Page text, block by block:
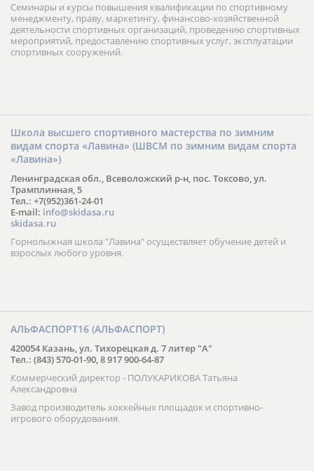
Семинары и курсы повышения квалификации по спортивному
менеджменту, праву, маркетингу, финансово-хозяйственной
деятельности спортивных организаций, проведению спортивных
мероприятий, предоставлению спортивных услуг, эксплуатации
спортивных сооружений.
Школа высшего спортивного мастерства по зимним
видам спорта «Лавина» (ШВСМ по зимним видам спорта
«Лавина»)
Ленинградская обл., Всеволожский р-н, пос. Токсово, ул.
Трамплинная, 5
Тел.: +7(952)361-24-01
E-mail: info@skidasa.ru
skidasa.ru
Горнолыжная школа "Лавина" осуществляет обучение детей и
взрослых любого уровня.
АЛЬФАСПОРТ16 (АЛЬФАСПОРТ)
420054 Казань, ул. Тихорецкая д. 7 литер "А"
Тел.: (843) 570-01-90, 8 917 900-64-87
Коммерческий директор - ПОЛУКАРИКОВА Татьяна
Александровна
Завод производитель хоккейных площадок и спортивно-
игрового оборудования.